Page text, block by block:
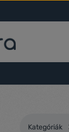
Kategóriák